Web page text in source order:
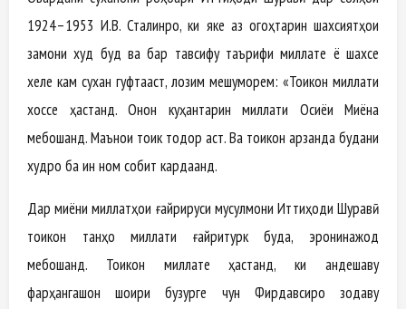
1924–1953 И.В. Сталинро, ки яке аз огоҳтарин шахсиятҳои
замони худ буд ва бар тавсифу таърифи миллате ё шахсе
хеле кам сухан гуфтааст, лозим мешуморем: «Тоҷикон миллати
хоссе ҳастанд. Онон куҳантарин миллати Осиёи Миёна
мебошанд. Маънои тоҷик тоҷдор аст. Ва тоҷикон арзанда будани
худро ба ин ном собит кардаанд.
Дар миёни миллатҳои ғайрируси мусулмони Иттиҳоди Шуравӣ
тоҷикон танҳо миллати ғайритурк буда, эронинажод
мебошанд. Тоҷикон миллате ҳастанд, ки андешаву
фарҳангашон шоири бузурге чун Фирдавсиро зодаву